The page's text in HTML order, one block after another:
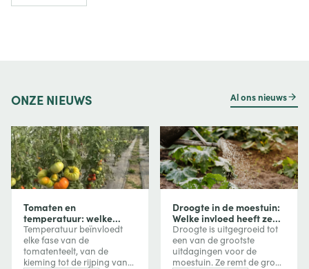
ONZE NIEUWS Al ons nieuws
Tomaten en
temperatuur: welke
invloed heeft
temperatuur op groei,
bloei en vruchtvorming?
Temperatuur beïnvloedt
elke fase van de
tomatenteelt, van de
kieming tot de rijping van
Droogte in de moestuin:
Welke invloed heeft ze
op uw groenten en hoe
beschermt u uw
gewassen?
Droogte is uitgegroeid tot
een van de grootste
uitdagingen voor de
moestuin. Ze remt de groei